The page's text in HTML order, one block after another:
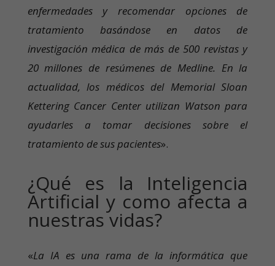
enfermedades y recomendar opciones de
tratamiento basándose en datos de
investigación médica de más de 500 revistas y
20 millones de resúmenes de Medline. En la
actualidad, los médicos del Memorial Sloan
Kettering Cancer Center utilizan Watson para
ayudarles a tomar decisiones sobre el
tratamiento de sus pacientes».
¿Qué es la Inteligencia
Artificial y como afecta a
nuestras vidas?
«La IA es una rama de la informática que